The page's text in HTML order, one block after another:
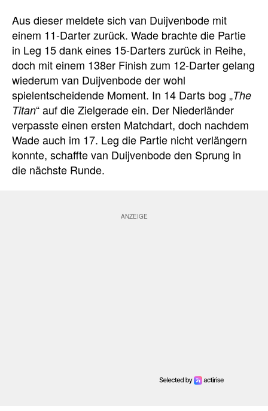
Aus dieser meldete sich van Duijvenbode mit
einem 11-Darter zurück. Wade brachte die Partie
in Leg 15 dank eines 15-Darters zurück in Reihe,
doch mit einem 138er Finish zum 12-Darter gelang
wiederum van Duijvenbode der wohl
spielentscheidende Moment. In 14 Darts bog „The
Titan“ auf die Zielgerade ein. Der Niederländer
verpasste einen ersten Matchdart, doch nachdem
Wade auch im 17. Leg die Partie nicht verlängern
konnte, schaffte van Duijvenbode den Sprung in
die nächste Runde.